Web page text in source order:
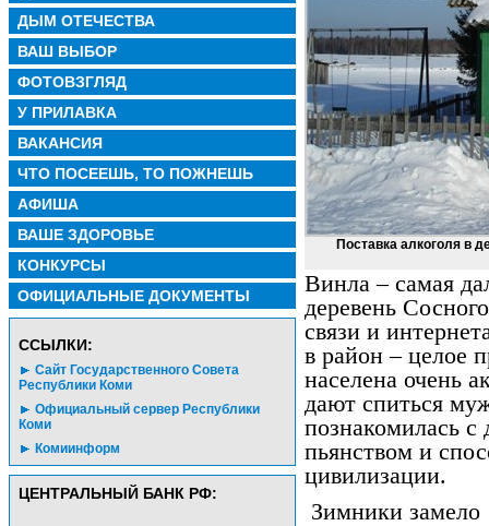
ДЫМ ОТЕЧЕСТВА
ВАШ ВЫБОР
ФОТОВЗГЛЯД
У ПРИЛАВКА
ВАКАНСИЯ
ЧТО ПОСЕЕШЬ, ТО ПОЖНЕШЬ
АФИША
ВАШЕ ЗДОРОВЬЕ
КОНКУРСЫ
ОФИЦИАЛЬНЫЕ ДОКУМЕНТЫ
CСЫЛКИ:
Сайт Государственного Совета
Республики Коми
Официальный сервер Республики
Коми
Комиинформ
ЦЕНТРАЛЬНЫЙ БАНК РФ:
Поставка алкоголя в
Винла – самая
деревень
связи и
в район – целое
населена очень
дают спиться
познакомилась
пьянством и
цивилизации.
Зимники замело